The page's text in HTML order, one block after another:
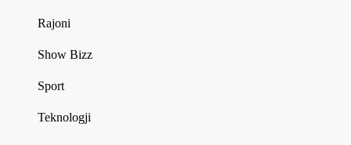
Rajoni
Show Bizz
Sport
Teknologji